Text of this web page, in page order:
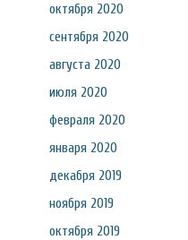
октября 2020
сентября 2020
августа 2020
июля 2020
февраля 2020
января 2020
декабря 2019
ноября 2019
октября 2019